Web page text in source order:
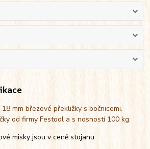
mm březové překližky s bočnicemi.
od firmy Festool a s nosností 100 kg.
misky jsou v ceně stojanu